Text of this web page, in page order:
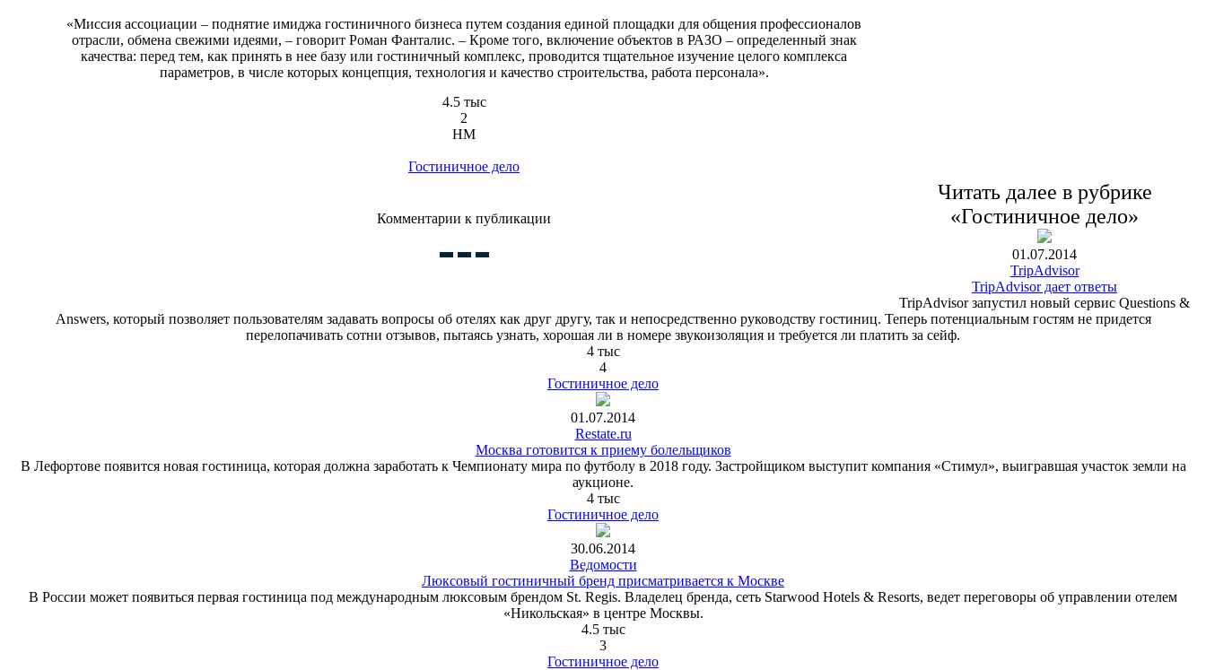
«Миссия ассоциации ‒ поднятие имиджа гостиничного бизнеса путем создания единой площадки для общения профессионалов
отрасли, обмена свежими идеями, ‒ говорит Роман Фанталис. ‒ Кроме того, включение объектов в РАЗО ‒ определенный знак
качества: перед тем, как принять в нее базу или гостиничный комплекс, проводится тщательное изучение целого комплекса
параметров, в числе которых концепция, технология и качество строительства, работа персонала».
4.5 тыс
2
HM
Гостиничное дело
Комментарии к публикации
Читать далее в рубрике
«Гостиничное дело»
01.07.2014
TripAdvisor
TripAdvisor дает ответы
TripAdvisor запустил новый сервис Questions &
Answers, который позволяет пользователям задавать вопросы об отелях как друг другу, так и непосредственно руководству гостиниц. Теперь потенциальным гостям не придется
перелопачивать сотни отзывов, пытаясь узнать, хорошая ли в номере звукоизоляция и требуется ли платить за сейф.
4 тыс
4
Гостиничное дело
01.07.2014
Restate.ru
Москва готовится к приему болельщиков
В Лефортове появится новая гостиница, которая должна заработать к Чемпионату мира по футболу в 2018 году. Застройщиком выступит компания «Стимул», выигравшая участок земли на
аукционе.
4 тыс
Гостиничное дело
30.06.2014
Ведомости
Люксовый гостиничный бренд присматривается к Москве
В России может появиться первая гостиница под международным люксовым брендом St. Regis. Владелец бренда, сеть Starwood Hotels & Resorts, ведет переговоры об управлении отелем
«Никольская» в центре Москвы.
4.5 тыс
3
Гостиничное дело